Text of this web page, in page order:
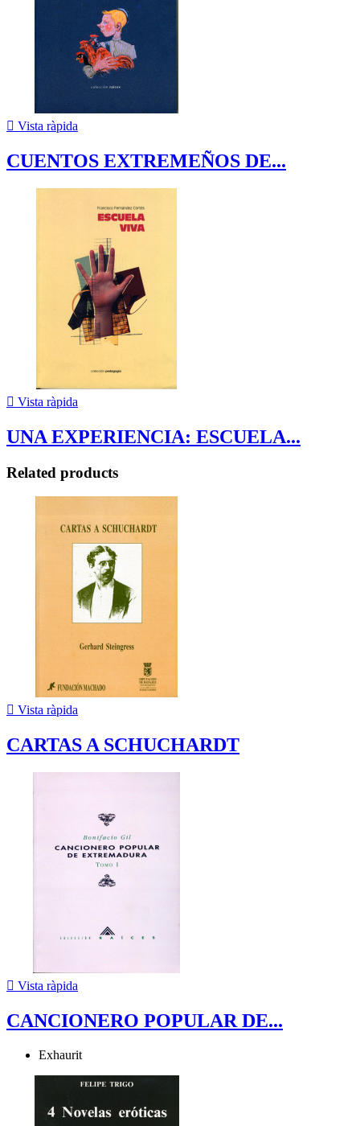
 Vista ràpida
CUENTOS EXTREMEÑOS DE...
 Vista ràpida
UNA EXPERIENCIA: ESCUELA...
Related products
 Vista ràpida
CARTAS A SCHUCHARDT
 Vista ràpida
CANCIONERO POPULAR DE...
Exhaurit